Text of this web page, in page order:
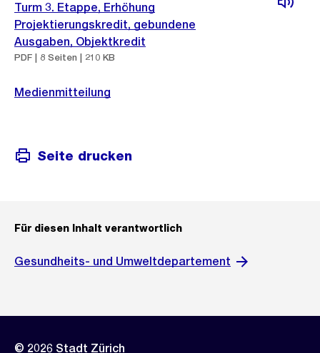
Turm 3. Etappe, Erhöhung
Projektierungskredit, gebundene
Ausgaben, Objektkredit
PDF | 8 Seiten | 210 KB
Medienmitteilung
Seite drucken
Für diesen Inhalt verantwortlich
Gesundheits- und Umweltdepartement
© 2026 Stadt Zürich